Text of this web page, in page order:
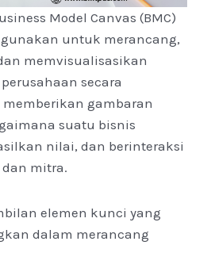
Model Canvas (BMC)
untuk merancang,
memvisualisasikan
secara
memberikan gambaran
suatu bisnis
nilai, dan berinteraksi
mitra.
elemen kunci yang
dalam merancang